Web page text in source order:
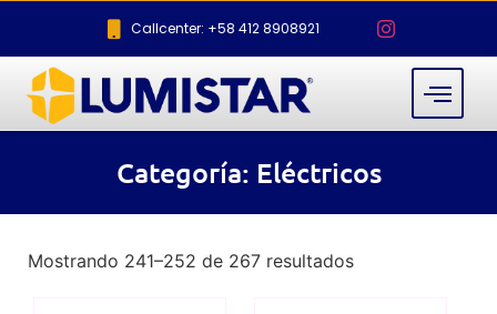
Callcenter: +58 412 8908921
Categoría: Eléctricos
Mostrando 241–252 de 267 resultados